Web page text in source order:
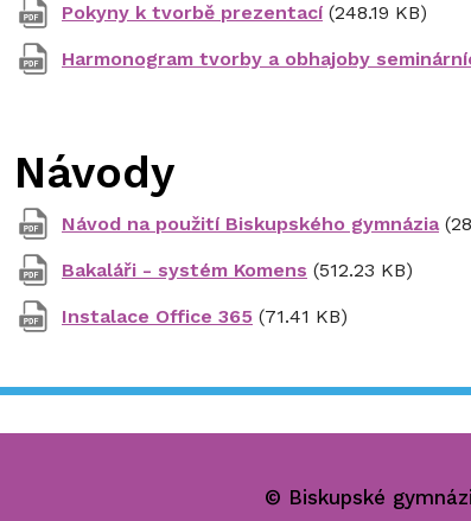
Pokyny k tvorbě prezentací (248.19 KB)
Harmonogram tvorby a obhajoby
Návody
Návod na použití Biskupského gymnázia
Bakaláři - systém Komens (512.23 KB)
Instalace Office 365 (71.41 KB)
© Biskupské